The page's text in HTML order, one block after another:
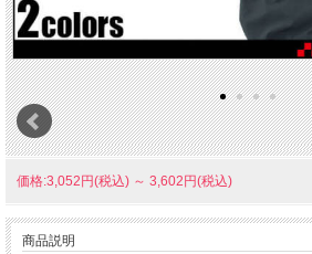
価格:3,052円(税込) ～ 3,602円(税込)
商品説明